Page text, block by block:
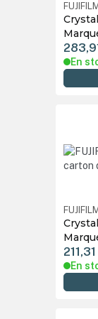
FUJIFILM
En
FUJIFILM
En